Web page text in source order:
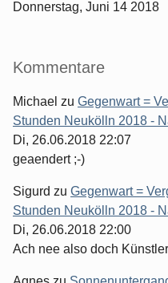
Donnerstag, Juni 14 2018
Kommentare
Michael zu Gegenwart =
Stunden Neukölln 2018 -
Di, 26.06.2018 22:07
geaendert ;-)
Sigurd zu Gegenwart =
Stunden Neukölln 2018 -
Di, 26.06.2018 22:00
Ach nee also doch